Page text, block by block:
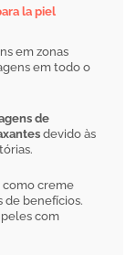
la piel
em zonas
em todo o
de
devido às
como creme
de benefícios.
peles com